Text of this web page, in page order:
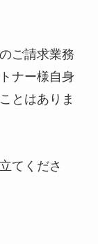
ご請求業務
ナー様自身
とはありま
てくださ